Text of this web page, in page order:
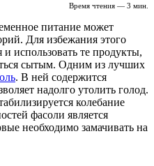
Время чтения — 3 мин.
питание может
Для избежания этого
использовать те продукты,
сытым. Одним из лучших
. В ней содержится
надолго утолить голод.
колебание
фасоли является
необходимо замачивать на